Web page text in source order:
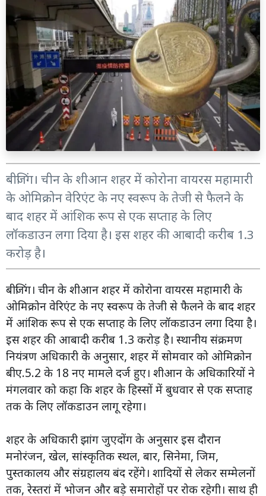
बीजिंग। चीन के शीआन शहर में कोरोना वायरस महामारी
के ओमिक्रोन वेरिएंट के नए स्वरूप के तेजी से फैलने के
बाद शहर में आंशिक रूप से एक सप्ताह के लिए
लॉकडाउन लगा दिया है। इस शहर की आबादी करीब 1.3
करोड़ है।
बीजिंग। चीन के शीआन शहर में कोरोना वायरस महामारी के
ओमिक्रोन वेरिएंट के नए स्वरूप के तेजी से फैलने के बाद शहर
में आंशिक रूप से एक सप्ताह के लिए लॉकडाउन लगा दिया है।
इस शहर की आबादी करीब 1.3 करोड़ है। स्थानीय संक्रमण
नियंत्रण अधिकारी के अनुसार, शहर में सोमवार को ओमिक्रोन
बीए.5.2 के 18 नए मामले दर्ज हुए। शीआन के अधिकारियों ने
मंगलवार को कहा कि शहर के हिस्सों में बुधवार से एक सप्ताह
तक के लिए लॉकडाउन लागू रहेगा।
शहर के अधिकारी झांग जुएदोंग के अनुसार इस दौरान
मनोरंजन, खेल, सांस्कृतिक स्थल, बार, सिनेमा, जिम,
पुस्तकालय और संग्रहालय बंद रहेंगे। शादियों से लेकर सम्मेलनों
तक, रेस्तरां में भोजन और बड़े समारोहों पर रोक रहेगी। साथ ही